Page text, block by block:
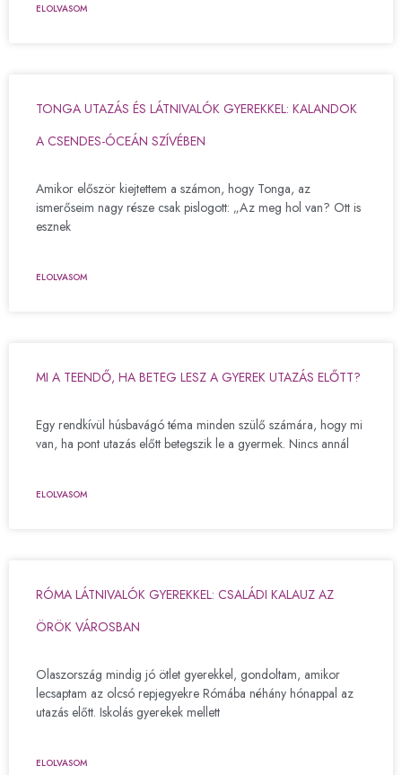
ELOLVASOM
TONGA UTAZÁS ÉS LÁTNIVALÓK GYEREKKEL: KALANDOK
A CSENDES-ÓCEÁN SZÍVÉBEN
Amikor először kiejtettem a számon, hogy Tonga, az
ismerőseim nagy része csak pislogott: „Az meg hol van? Ott is
esznek
ELOLVASOM
MI A TEENDŐ, HA BETEG LESZ A GYEREK UTAZÁS ELŐTT?
Egy rendkívül húsbavágó téma minden szülő számára, hogy mi
van, ha pont utazás előtt betegszik le a gyermek. Nincs annál
ELOLVASOM
RÓMA LÁTNIVALÓK GYEREKKEL: CSALÁDI KALAUZ AZ
ÖRÖK VÁROSBAN
Olaszország mindig jó ötlet gyerekkel, gondoltam, amikor
lecsaptam az olcsó repjegyekre Rómába néhány hónappal az
utazás előtt. Iskolás gyerekek mellett
ELOLVASOM